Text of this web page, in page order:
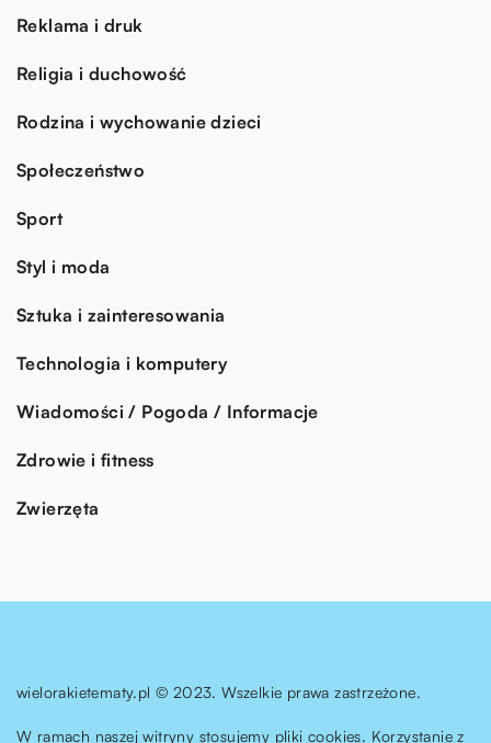
Reklama i druk
Religia i duchowość
Rodzina i wychowanie dzieci
Społeczeństwo
Sport
Styl i moda
Sztuka i zainteresowania
Technologia i komputery
Wiadomości / Pogoda / Informacje
Zdrowie i fitness
Zwierzęta
wielorakietematy.pl © 2023. Wszelkie prawa zastrzeżone.
W ramach naszej witryny stosujemy pliki cookies. Korzystanie z